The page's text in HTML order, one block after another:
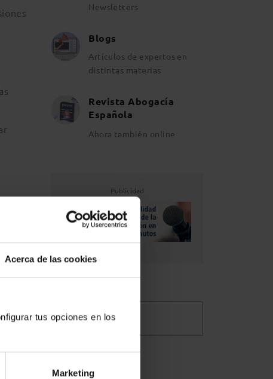
Acerca de las cookies
tus opciones en los
Marketing
luz
Newsletters
Blogs
Artículos de expertos en
distintas materias
Revista Abogacía
Española
Ahora también online
Publicidad
@Abogacia_es